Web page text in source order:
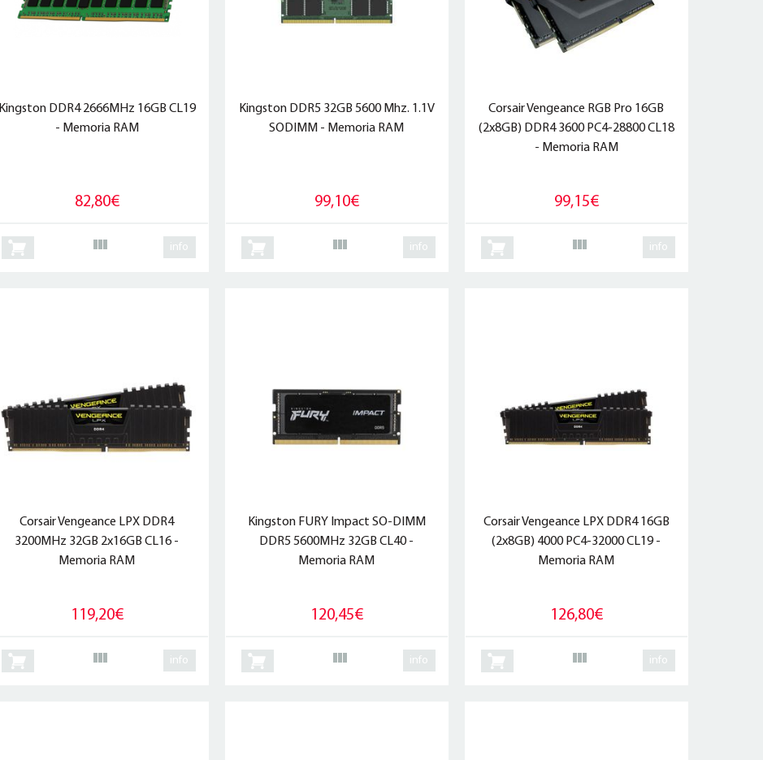
Kingston DDR4 2666MHz 16GB CL19
- Memoria RAM
82,80€
info
Kingston DDR5 32GB 5600 Mhz. 1.1V
SODIMM - Memoria RAM
99,10€
info
Corsair Vengeance RGB Pro 16GB
(2x8GB) DDR4 3600 PC4-28800 CL18
- Memoria RAM
99,15€
info
Corsair Vengeance LPX DDR4
3200MHz 32GB 2x16GB CL16 -
Memoria RAM
119,20€
info
Kingston FURY Impact SO-DIMM
DDR5 5600MHz 32GB CL40 -
Memoria RAM
120,45€
info
Corsair Vengeance LPX DDR4 16GB
(2x8GB) 4000 PC4-32000 CL19 -
Memoria RAM
126,80€
info